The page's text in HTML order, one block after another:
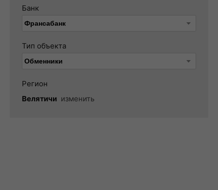
Банк
Тип объекта
Регион
Велятичи изменить